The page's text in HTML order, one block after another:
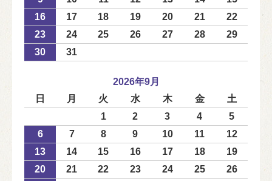
16
17 18 19 20 21
22
23
24 25 26 27 28
29
30
31
2026年9月
日
月 火 水 木 金
土
1
2 3 4
5
6
7 8 9 10 11
12
13
14 15 16 17 18
19
20
21 22 23 24 25
26